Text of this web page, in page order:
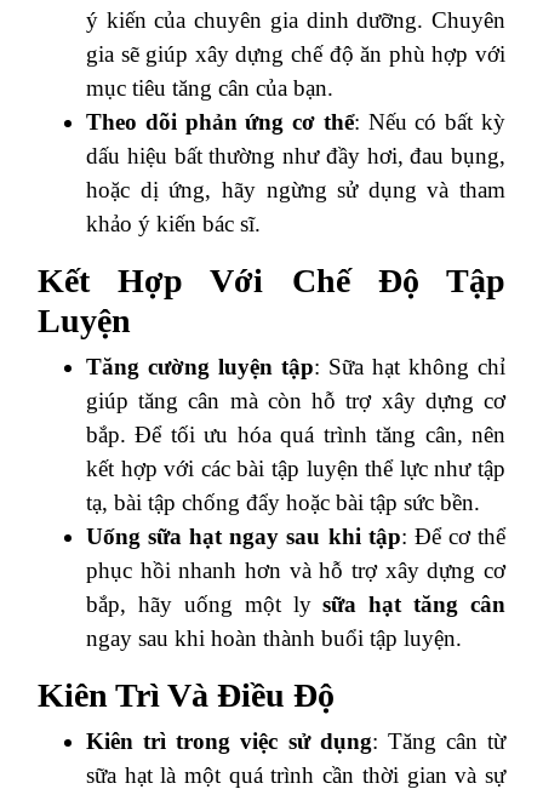
ý kiến của chuyên gia dinh dưỡng. Chuyên
gia sẽ giúp xây dựng chế độ ăn phù hợp với
mục tiêu tăng cân của bạn.
Theo dõi phản ứng cơ thể: Nếu có bất kỳ
dấu hiệu bất thường như đầy hơi, đau bụng,
hoặc dị ứng, hãy ngừng sử dụng và tham
khảo ý kiến bác sĩ.
Kết Hợp Với Chế Độ Tập
Luyện
Tăng cường luyện tập: Sữa hạt không chỉ
giúp tăng cân mà còn hỗ trợ xây dựng cơ
bắp. Để tối ưu hóa quá trình tăng cân, nên
kết hợp với các bài tập luyện thể lực như tập
tạ, bài tập chống đẩy hoặc bài tập sức bền.
Uống sữa hạt ngay sau khi tập: Để cơ thể
phục hồi nhanh hơn và hỗ trợ xây dựng cơ
bắp, hãy uống một lysữa hạt tăng cân
ngay sau khi hoàn thành buổi tập luyện.
Kiên Trì Và Điều Độ
Kiên trì trong việc sử dụng: Tăng cân từ
sữa hạt là một quá trình cần thời gian và sự